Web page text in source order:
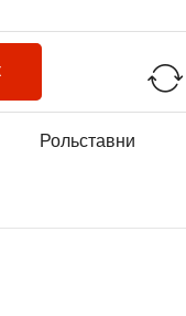
Рольставни